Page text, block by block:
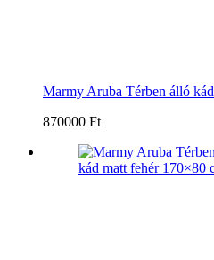
Marmy Aruba Térben álló
870000 Ft